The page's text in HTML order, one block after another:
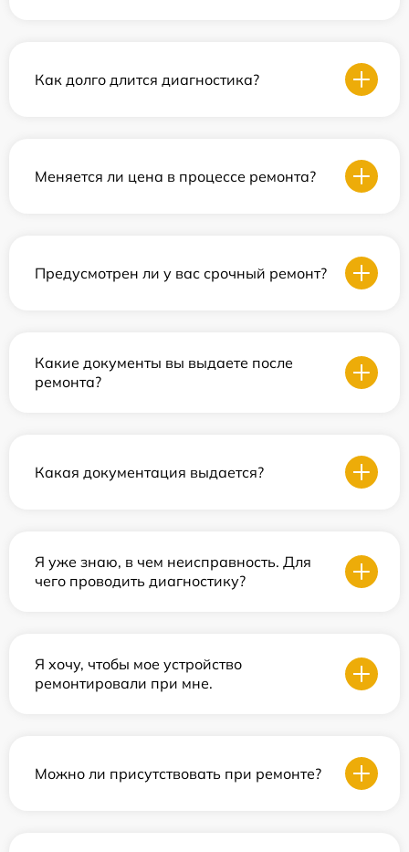
Как долго длится диагностика?
Меняется ли цена в процессе ремонта?
Предусмотрен ли у вас срочный ремонт?
Какие документы вы выдаете после
ремонта?
Какая документация выдается?
Я уже знаю, в чем неисправность. Для
чего проводить диагностику?
Я хочу, чтобы мое устройство
ремонтировали при мне.
Можно ли присутствовать при ремонте?